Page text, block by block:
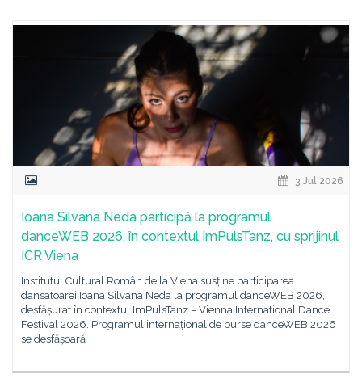
3 Jul 2026
Ioana Silvana Neda participă la programul
danceWEB 2026, în contextul ImPulsTanz, cu sprijinul
ICR Viena
Institutul Cultural Român de la Viena susține participarea
dansatoarei Ioana Silvana Neda la programul danceWEB 2026,
desfășurat în contextul ImPulsTanz – Vienna International Dance
Festival 2026. Programul internațional de burse danceWEB 2026
se desfășoară